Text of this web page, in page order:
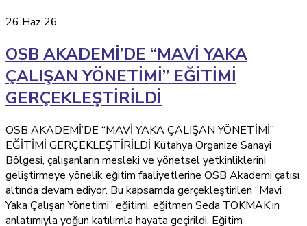
26 Haz 26
OSB AKADEMİ’DE “MAVİ YAKA
ÇALIŞAN YÖNETİMİ” EĞİTİMİ
GERÇEKLEŞTİRİLDİ
OSB AKADEMİ’DE “MAVİ YAKA ÇALIŞAN YÖNETİMİ”
EĞİTİMİ GERÇEKLEŞTİRİLDİ Kütahya Organize Sanayi
Bölgesi, çalışanların mesleki ve yönetsel yetkinliklerini
geliştirmeye yönelik eğitim faaliyetlerine OSB Akademi çatısı
altında devam ediyor. Bu kapsamda gerçekleştirilen “Mavi
Yaka Çalışan Yönetimi” eğitimi, eğitmen Seda TOKMAK’ın
anlatımıyla yoğun katılımla hayata geçirildi. Eğitim